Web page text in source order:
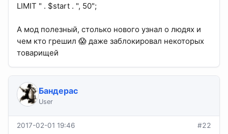
LIMIT " . $start . ", 50";
А мод полезный, столько нового узнал о людях и
чем кто грешил 😱 даже заблокировал некоторых
товарищей
Бандерас
User
2017-02-01 19:46 #22